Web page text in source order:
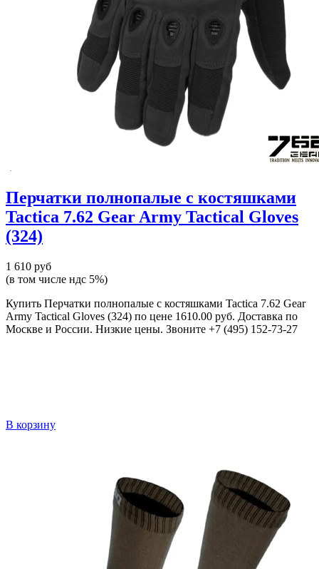
Перчатки полнопалые с костяшками
Tactica 7.62 Gear Army Tactical Gloves
(324)
1 610 руб
(в том числе ндс 5%)
Купить Перчатки полнопалые с костяшками Tactica 7.62 Gear
Army Tactical Gloves (324) по цене 1610.00 руб. Доставка по
Москве и России. Низкие цены. Звоните +7 (495) 152-73-27
В корзину